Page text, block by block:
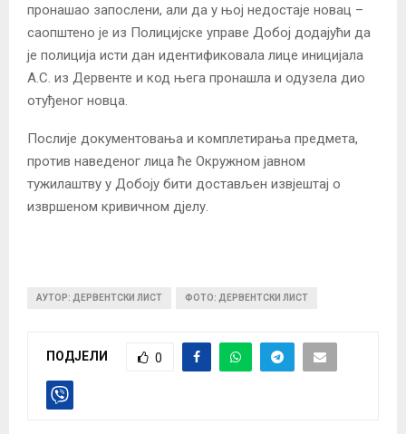
пронашао запослени, али да у њој недостаје новац –
саопштено је из Полицијске управе Добој додајући да
је полиција исти дан идентификовала лице иницијала
А.С. из Дервенте и код њега пронашла и одузела дио
отуђеног новца.
Послије документовања и комплетирања предмета,
против наведеног лица ће Окружном јавном
тужилаштву у Добоју бити достављен извјештај о
извршеном кривичном дјелу.
АУТОР: ДЕРВЕНТСКИ ЛИСТ ФОТО: ДЕРВЕНТСКИ ЛИСТ
ПОДЈЕЛИ 0